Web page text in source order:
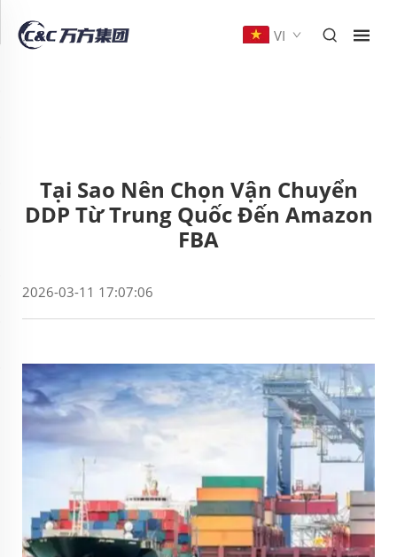
VI
Tại Sao Nên Chọn Vận Chuyển
DDP Từ Trung Quốc Đến Amazon
FBA
2026-03-11 17:07:06